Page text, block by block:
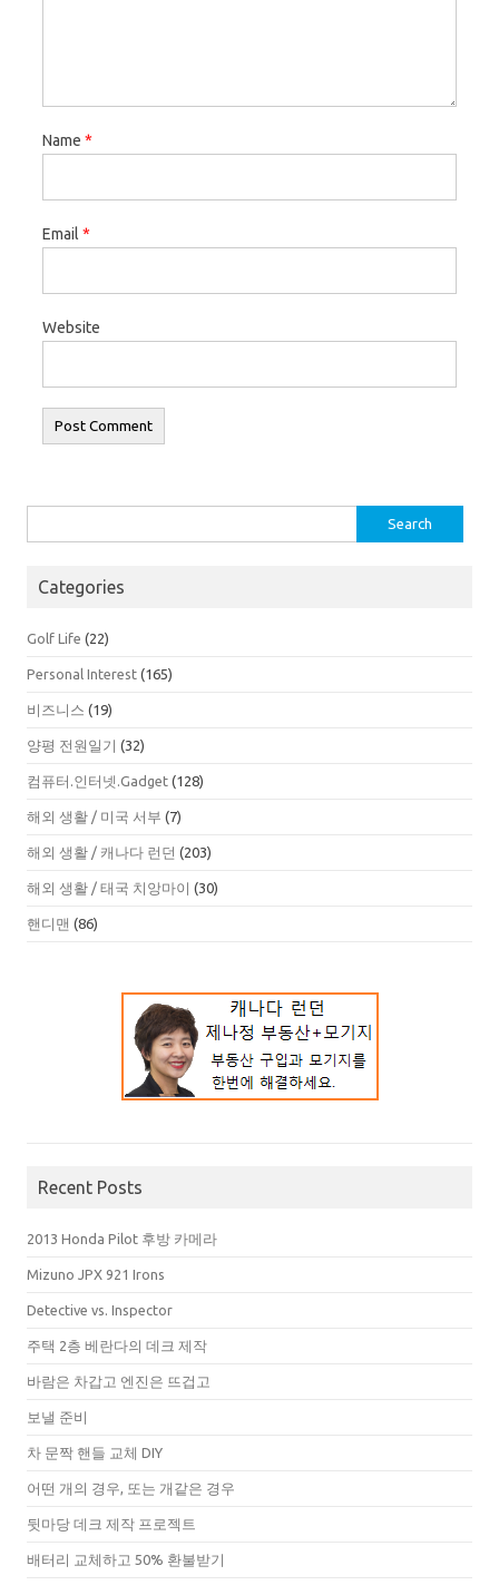
Name *
Email *
Website
for:
Categories
Golf Life (22)
Personal Interest (165)
비즈니스 (19)
양평 전원일기 (32)
컴퓨터.인터넷.Gadget (128)
해외 생활 / 미국 서부 (7)
해외 생활 / 캐나다 런던 (203)
해외 생활 / 태국 치앙마이 (30)
핸디맨 (86)
Recent Posts
2013 Honda Pilot 후방 카메라
Mizuno JPX 921 Irons
Detective vs. Inspector
주택 2층 베란다의 데크 제작
바람은 차갑고 엔진은 뜨겁고
보낼 준비
차 문짝 핸들 교체 DIY
어떤 개의 경우, 또는 개같은 경우
뒷마당 데크 제작 프로젝트
배터리 교체하고 50% 환불받기